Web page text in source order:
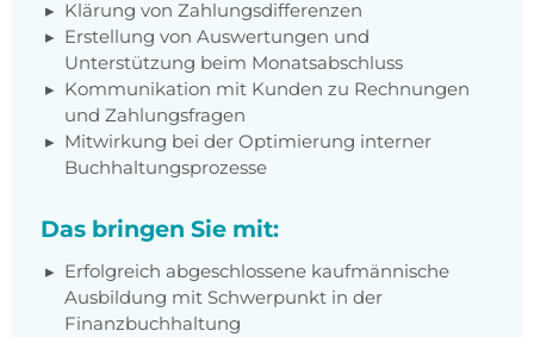
Klärung von Zahlungsdifferenzen
Erstellung von Auswertungen und
Unterstützung beim Monatsabschluss
Kommunikation mit Kunden zu Rechnungen
und Zahlungsfragen
Mitwirkung bei der Optimierung interner
Buchhaltungsprozesse
Das bringen Sie mit:
Erfolgreich abgeschlossene kaufmännische
Ausbildung mit Schwerpunkt in der
Finanzbuchhaltung